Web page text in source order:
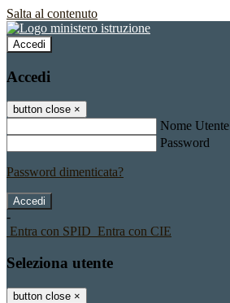
Salta al contenuto
Accedi
Accedi
button close ×
Nome Utente
Password
Password dimenticata?
-
Entra con SPID Entra con CIE
Seleziona utente
button close ×